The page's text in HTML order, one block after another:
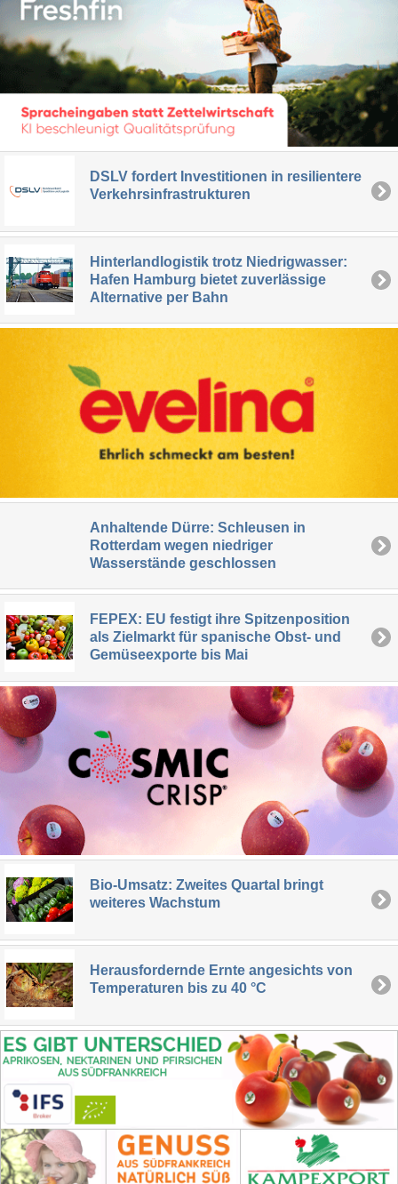
DSLV fordert Investitionen in resilientere
Verkehrsinfrastrukturen
Hinterlandlogistik trotz Niedrigwasser:
Hafen Hamburg bietet zuverlässige
Alternative per Bahn
Anhaltende Dürre: Schleusen in
Rotterdam wegen niedriger
Wasserstände geschlossen
FEPEX: EU festigt ihre Spitzenposition
als Zielmarkt für spanische Obst- und
Gemüseexporte bis Mai
Bio-Umsatz: Zweites Quartal bringt
weiteres Wachstum
Herausfordernde Ernte angesichts von
Temperaturen bis zu 40 °C